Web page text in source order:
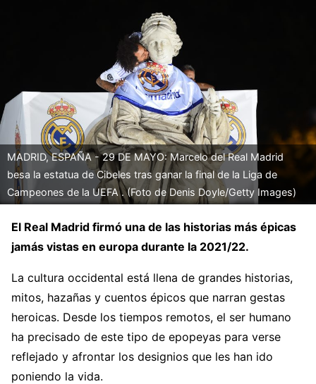
MADRID, ESPAÑA - 29 DE MAYO: Marcelo del Real Madrid
besa la estatua de Cibeles tras ganar la final de la Liga de
Campeones de la UEFA . (Foto de Denis Doyle/Getty Images)
El Real Madrid firmó una de las historias más épicas
jamás vistas en europa durante la 2021/22.
La cultura occidental está llena de grandes historias,
mitos, hazañas y cuentos épicos que narran gestas
heroicas. Desde los tiempos remotos, el ser humano
ha precisado de este tipo de epopeyas para verse
reflejado y afrontar los designios que les han ido
poniendo la vida.